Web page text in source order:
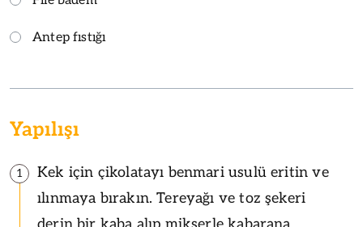
Antep fıstığı
Yapılışı
1
Kek için çikolatayı benmari usulü eritin ve
ılınmaya bırakın. Tereyağı ve toz şekeri